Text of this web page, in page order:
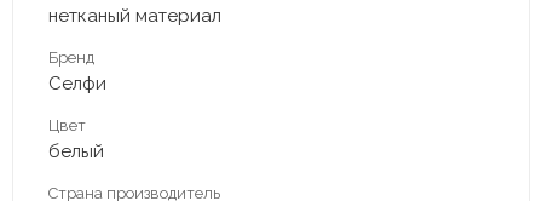
нетканый материал
Бренд
Селфи
Цвет
белый
Страна производитель